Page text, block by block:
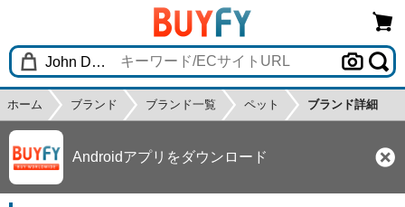
ホーム ブランド ブランド一覧 ペット ブランド詳細
Androidアプリをダウンロード